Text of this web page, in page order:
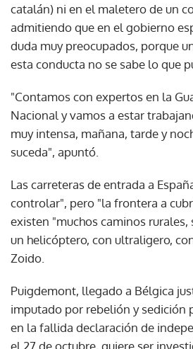
catalán) ni en el maletero de un
admitiendo que en el gobierno
duda muy preocupados, porque
esta conducta no se sabe lo que
"Contamos con expertos en la
Nacional y vamos a estar
muy intensa, mañana, tarde y
suceda", apuntó.
Las carreteras de entrada a
controlar", pero "la frontera a
existen "muchos caminos rurales,
un helicóptero, con ultraligero,
Zoido.
Puigdemont, llegado a Bélgica
imputado por rebelión y sedición
en la fallida declaración de
el 27 de octubre, quiere ser